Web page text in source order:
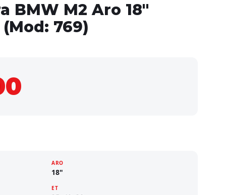
BMW M2 Aro 18"
769)
ARO
18"
ET